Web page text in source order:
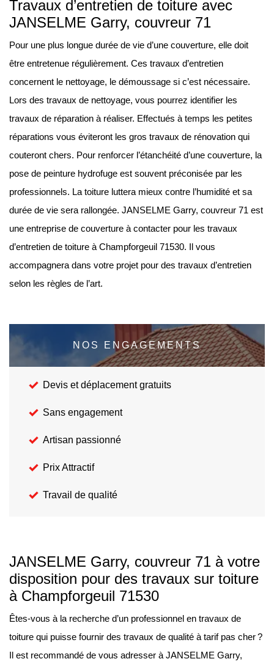
NOS ENGAGEMENTS
Devis et déplacement gratuits
Sans engagement
Artisan passionné
Prix Attractif
Travail de qualité
Travaux d’entretien de toiture avec
JANSELME Garry, couvreur 71
Pour une plus longue durée de vie d’une couverture, elle doit
être entretenue régulièrement. Ces travaux d’entretien
concernent le nettoyage, le démoussage si c’est nécessaire.
Lors des travaux de nettoyage, vous pourrez identifier les
travaux de réparation à réaliser. Effectués à temps les petites
réparations vous éviteront les gros travaux de rénovation qui
couteront chers. Pour renforcer l’étanchéité d’une couverture, la
pose de peinture hydrofuge est souvent préconisée par les
professionnels. La toiture luttera mieux contre l’humidité et sa
durée de vie sera rallongée. JANSELME Garry, couvreur 71 est
une entreprise de couverture à contacter pour les travaux
d’entretien de toiture à Champforgeuil 71530. Il vous
accompagnera dans votre projet pour des travaux d’entretien
selon les règles de l’art.
JANSELME Garry, couvreur 71 à votre
disposition pour des travaux sur toiture
à Champforgeuil 71530
Êtes-vous à la recherche d’un professionnel en travaux de
toiture qui puisse fournir des travaux de qualité à tarif pas cher ?
Il est recommandé de vous adresser à JANSELME Garry,